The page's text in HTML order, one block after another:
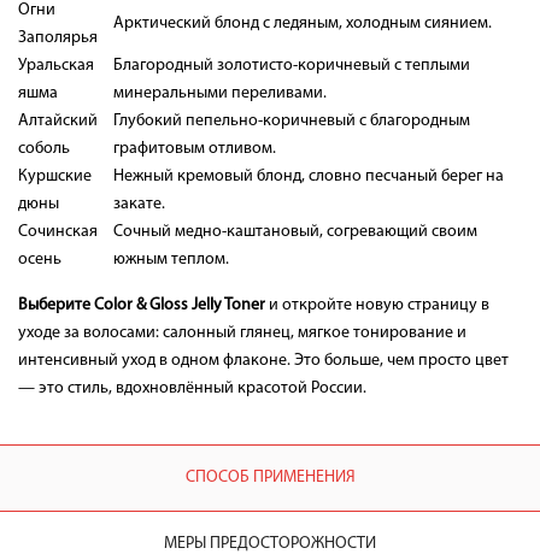
Огни
Заполярья
Арктический блонд с ледяным, холодным сиянием.
Уральская
яшма
Благородный золотисто-коричневый с теплыми
минеральными переливами.
Алтайский
соболь
Глубокий пепельно-коричневый с благородным
графитовым отливом.
Куршские
дюны
Нежный кремовый блонд, словно песчаный берег на
закате.
Сочинская
осень
Сочный медно-каштановый, согревающий своим
южным теплом.
Выберите Color & Gloss Jelly Toner и откройте новую страницу в
уходе за волосами: салонный глянец, мягкое тонирование и
интенсивный уход в одном флаконе. Это больше, чем просто цвет
— это стиль, вдохновлённый красотой России.
СПОСОБ ПРИМЕНЕНИЯ
МЕРЫ ПРЕДОСТОРОЖНОСТИ